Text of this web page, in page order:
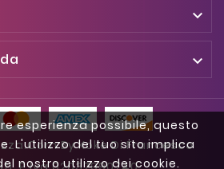
esperienza possibile, questo
L'utilizzo del tuo sito implica
nostro utilizzo dei cookie.


By Kokè Di Francesco